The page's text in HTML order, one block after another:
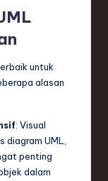
untuk
alasan
: Visual
diagram UML,
penting
dalam